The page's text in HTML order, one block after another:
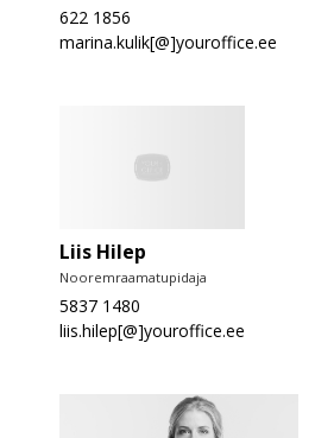
622 1856
marina.kulik[@]youroffice.ee
Liis Hilep
Nooremraamatupidaja
5837 1480
liis.hilep[@]youroffice.ee